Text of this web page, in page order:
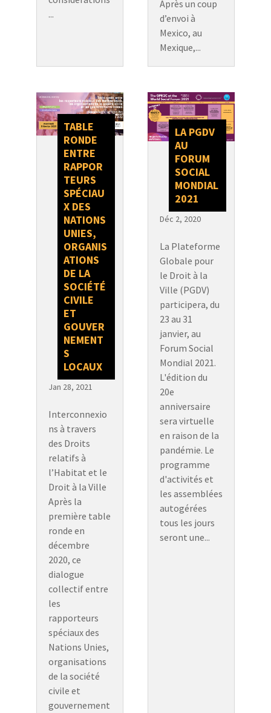
...
Après un coup
d’envoi à
Mexico, au
Mexique,...
TABLE
RONDE
ENTRE
RAPPOR
TEURS
SPÉCIAU
X DES
NATIONS
UNIES,
ORGANIS
ATIONS
DE LA
SOCIÉTÉ
CIVILE
ET
GOUVER
NEMENT
S
LOCAUX
Jan 28, 2021
Interconnexio
ns à travers
des Droits
relatifs à
l’Habitat et le
Droit à la Ville
Après la
première table
ronde en
décembre
2020, ce
dialogue
collectif entre
les
rapporteurs
spéciaux des
Nations Unies,
organisations
de la société
civile et
gouvernement
LA PGDV
AU
FORUM
SOCIAL
MONDIAL
2021
Déc 2, 2020
La Plateforme
Globale pour
le Droit à la
Ville (PGDV)
participera, du
23 au 31
janvier, au
Forum Social
Mondial 2021.
L'édition du
20e
anniversaire
sera virtuelle
en raison de la
pandémie. Le
programme
d'activités et
les assemblées
autogérées
tous les jours
seront une...